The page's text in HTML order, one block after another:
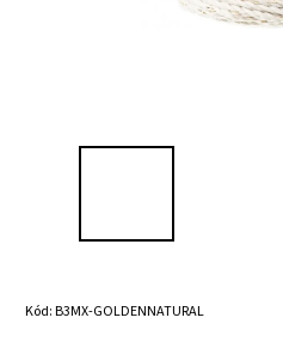
Kód:B3MX-GOLDENNATURAL